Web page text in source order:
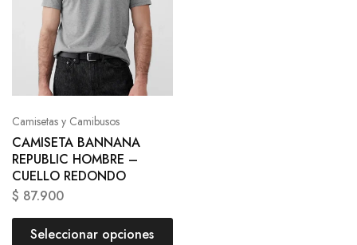
Camisetas y Camibusos
CAMISETA BANNANA
REPUBLIC HOMBRE –
CUELLO REDONDO
$ 87.900
Seleccionar opciones